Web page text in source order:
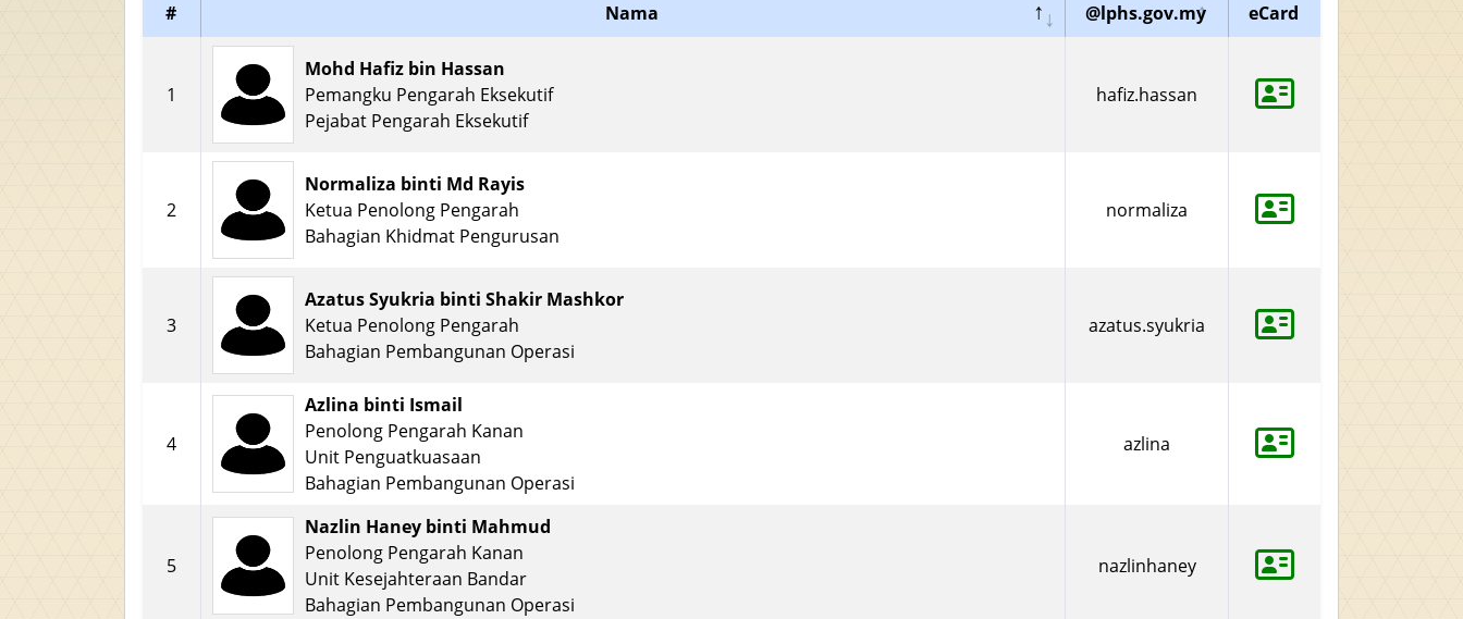
# Nama @lphs.gov.my eCard
1
Mohd Hafiz bin Hassan
Pemangku Pengarah Eksekutif
Pejabat Pengarah Eksekutif
hafiz.hassan
2
Normaliza binti Md Rayis
Ketua Penolong Pengarah
Bahagian Khidmat Pengurusan
normaliza
3
Azatus Syukria binti Shakir Mashkor
Ketua Penolong Pengarah
Bahagian Pembangunan Operasi
azatus.syukria
4
Azlina binti Ismail
Penolong Pengarah Kanan
Unit Penguatkuasaan
Bahagian Pembangunan Operasi
azlina
5
Nazlin Haney binti Mahmud
Penolong Pengarah Kanan
Unit Kesejahteraan Bandar
Bahagian Pembangunan Operasi
nazlinhaney